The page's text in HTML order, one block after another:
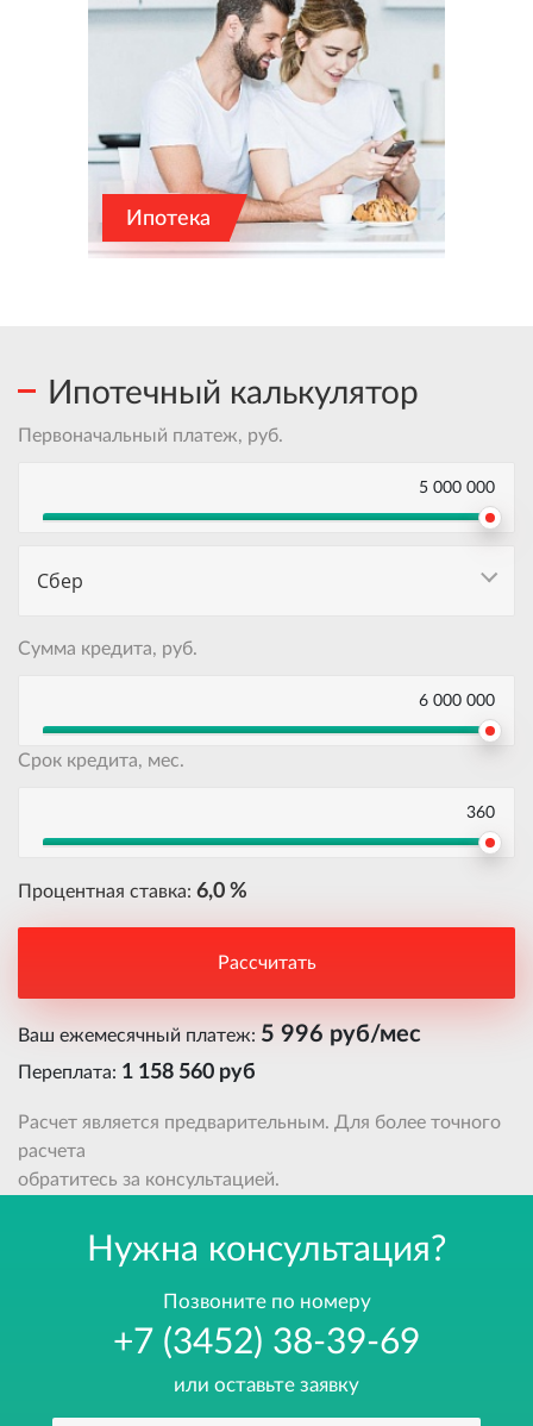
Ипотека
Ипотечный калькулятор
Первоначальный платеж, руб.
5 000 000
Сбер
Сумма кредита, руб.
6 000 000
Срок кредита, мес.
360
Процентная ставка: 6,0 %
Рассчитать
Ваш ежемесячный платеж: 5 996 руб/мес
Переплата: 1 158 560 руб
Расчет является предварительным. Для более точного
расчета
обратитесь за консультацией.
Нужна консультация?
Позвоните по номеру
+7 (3452) 38-39-69
или оставьте заявку